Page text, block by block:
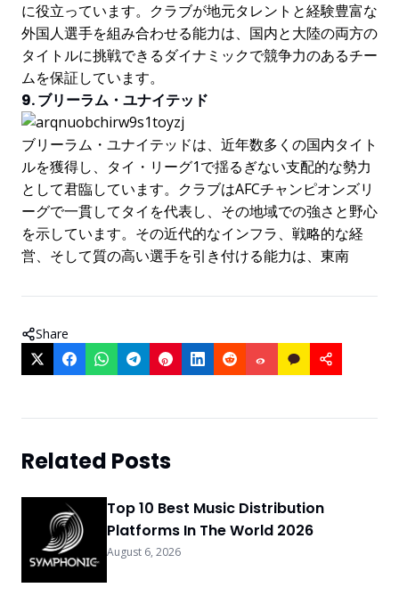
に役立っています。クラブが地元タレントと経験豊富な
外国人選手を組み合わせる能力は、国内と大陸の両方の
タイトルに挑戦できるダイナミックで競争力のあるチー
ムを保証しています。
9. ブリーラム・ユナイテッド
ブリーラム・ユナイテッドは、近年数多くの国内タイト
ルを獲得し、タイ・リーグ1で揺るぎない支配的な勢力
として君臨しています。クラブはAFCチャンピオンズリ
ーグで一貫してタイを代表し、その地域での強さと野心
を示しています。その近代的なインフラ、戦略的な経
営、そして質の高い選手を引き付ける能力は、東南
Share
Related Posts
Top 10 Best Music Distribution
Platforms In The World 2026
August 6, 2026